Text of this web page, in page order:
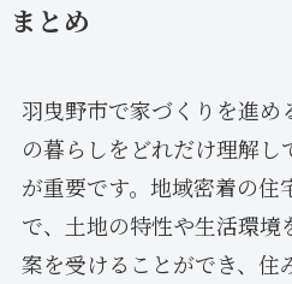
まとめ
羽曳野市で家づくりを進め
の暮らしをどれだけ理解
が重要です。地域密着の住
で、土地の特性や生活環境
案を受けることができ、住